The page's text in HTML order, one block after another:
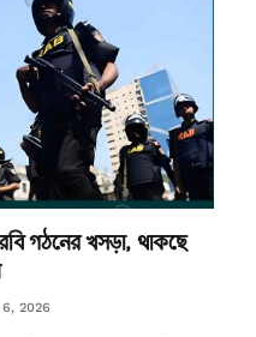
গঠনের খসড়া, থাকছে
2026